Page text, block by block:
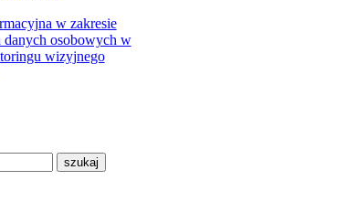
w zakresie
danych osobowych w
wizyjnego
szukaj